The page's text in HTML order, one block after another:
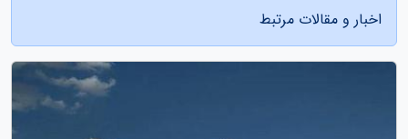
اخبار و مقالات مرتبط